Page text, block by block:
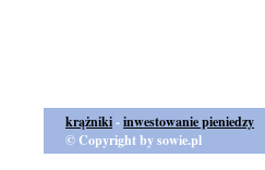
krążniki-inwestowanie pieniedzy
© Copyright by sowie.pl